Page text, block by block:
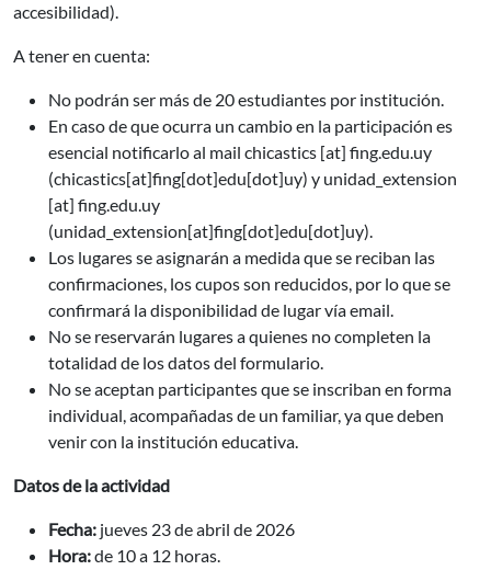
accesibilidad).
A tener en cuenta:
No podrán ser más de 20 estudiantes por institución.
En caso de que ocurra un cambio en la participación es
esencial notificarlo al mail chicastics [at] fing.edu.uy
(chicastics[at]fing[dot]edu[dot]uy) y unidad_extension
[at] fing.edu.uy
(unidad_extension[at]fing[dot]edu[dot]uy).
Los lugares se asignarán a medida que se reciban las
confirmaciones, los cupos son reducidos, por lo que se
confirmará la disponibilidad de lugar vía email.
No se reservarán lugares a quienes no completen la
totalidad de los datos del formulario.
No se aceptan participantes que se inscriban en forma
individual, acompañadas de un familiar, ya que deben
venir con la institución educativa.
Datos de la actividad
Fecha: jueves 23 de abril de 2026
Hora:de 10 a 12 horas.